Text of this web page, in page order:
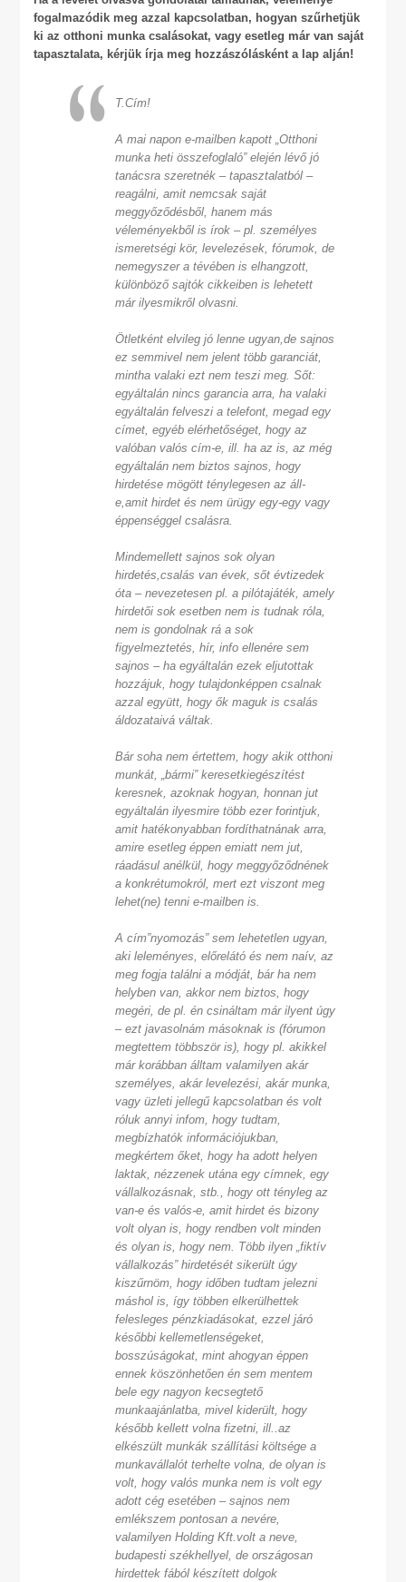
fogalmazódik meg azzal kapcsolatban, hogyan szűrhetjük
ki az otthoni munka csalásokat, vagy esetleg már van saját
tapasztalata, kérjük írja meg hozzászólásként a lap alján!
T.Cím!
A mai napon e-mailben kapott „Otthoni
munka heti összefoglaló” elején lévő jó
tanácsra szeretnék – tapasztalatból –
reagálni, amit nemcsak saját
meggyőződésből, hanem más
véleményekből is írok – pl. személyes
ismeretségi kör, levelezések, fórumok, de
nemegyszer a tévében is elhangzott,
különböző sajtók cikkeiben is lehetett
már ilyesmikről olvasni.
Ötletként elvileg jó lenne ugyan,de sajnos
ez semmivel nem jelent több garanciát,
mintha valaki ezt nem teszi meg. Sőt:
egyáltalán nincs garancia arra, ha valaki
egyáltalán felveszi a telefont, megad egy
címet, egyéb elérhetőséget, hogy az
valóban valós cím-e, ill. ha az is, az még
egyáltalán nem biztos sajnos, hogy
hirdetése mögött ténylegesen az áll-
e,amit hirdet és nem ürügy egy-egy vagy
éppenséggel csalásra.
Mindemellett sajnos sok olyan
hirdetés,csalás van évek, sőt évtizedek
óta – nevezetesen pl. a pilótajáték, amely
hirdetői sok esetben nem is tudnak róla,
nem is gondolnak rá a sok
figyelmeztetés, hír, info ellenére sem
sajnos – ha egyáltalán ezek eljutottak
hozzájuk, hogy tulajdonképpen csalnak
azzal együtt, hogy ők maguk is csalás
áldozataivá váltak.
Bár soha nem értettem, hogy akik otthoni
munkát, „bármi” keresetkiegészítést
keresnek, azoknak hogyan, honnan jut
egyáltalán ilyesmire több ezer forintjuk,
amit hatékonyabban fordíthatnának arra,
amire esetleg éppen emiatt nem jut,
ráadásul anélkül, hogy meggyőződnének
a konkrétumokról, mert ezt viszont meg
lehet(ne) tenni e-mailben is.
A cím”nyomozás” sem lehetetlen ugyan,
aki leleményes, előrelátó és nem naív, az
meg fogja találni a módját, bár ha nem
helyben van, akkor nem biztos, hogy
megéri, de pl. én csináltam már ilyent úgy
– ezt javasolnám másoknak is (fórumon
megtettem többször is), hogy pl. akikkel
már korábban álltam valamilyen akár
személyes, akár levelezési, akár munka,
vagy üzleti jellegű kapcsolatban és volt
róluk annyi infom, hogy tudtam,
megbízhatók információjukban,
megkértem őket, hogy ha adott helyen
laktak, nézzenek utána egy címnek, egy
vállalkozásnak, stb., hogy ott tényleg az
van-e és valós-e, amit hirdet és bizony
volt olyan is, hogy rendben volt minden
és olyan is, hogy nem. Több ilyen „fiktív
vállalkozás” hirdetését sikerült úgy
kiszűrnöm, hogy időben tudtam jelezni
máshol is, így többen elkerülhettek
felesleges pénzkiadásokat, ezzel járó
későbbi kellemetlenségeket,
bosszúságokat, mint ahogyan éppen
ennek köszönhetően én sem mentem
bele egy nagyon kecsegtető
munkaajánlatba, mivel kiderült, hogy
később kellett volna fizetni, ill..az
elkészült munkák szállítási költsége a
munkavállalót terhelte volna, de olyan is
volt, hogy valós munka nem is volt egy
adott cég esetében – sajnos nem
emlékszem pontosan a nevére,
valamilyen Holding Kft.volt a neve,
budapesti székhellyel, de országosan
hirdettek fából készített dolgok